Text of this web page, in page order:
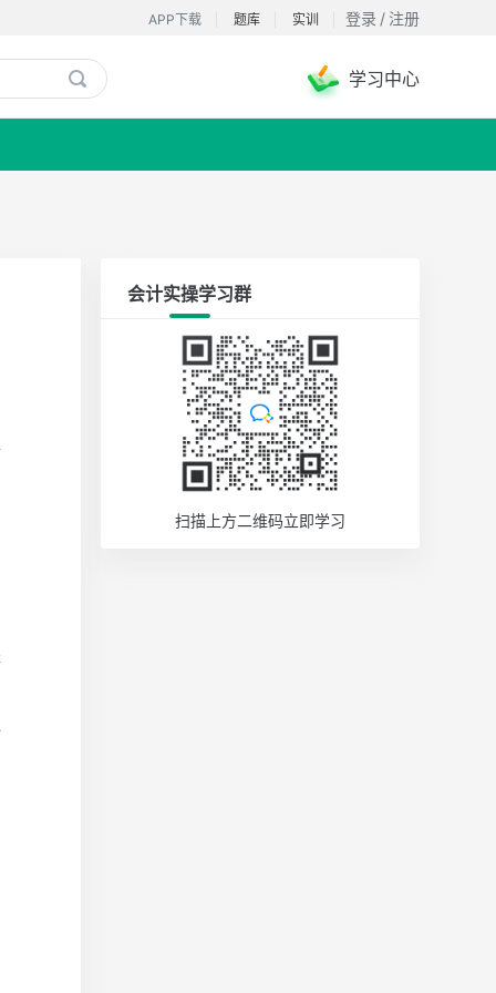
登录 / 注册
实训
题库
APP下载
 学习中心
会计实操学习群
扫描上方二维码立即学习